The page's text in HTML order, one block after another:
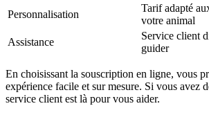
Personnalisation
Tarif adapté
votre animal
Assistance
Service client
guider
En choisissant la souscription en ligne, vous
expérience facile et sur mesure. Si vous avez
service client est là pour vous aider.